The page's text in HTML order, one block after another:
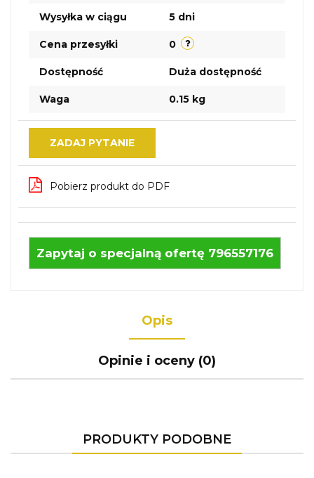
Wysyłka w ciągu 5 dni
Cena przesyłki 0
Dostępność Duża dostępność
Waga 0.15 kg
ZADAJ PYTANIE
Pobierz produkt do PDF
Zapytaj o specjalną ofertę 796557176
Opis
Opinie i oceny (0)
PRODUKTY PODOBNE